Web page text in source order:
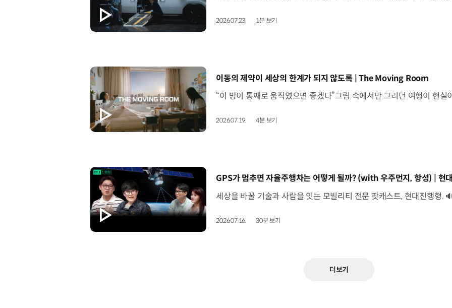
2026.07.23. 1분 보기
[동영상]
이동의 제약이 세상의 한계가 되지 않도록 | The Moving Room
2026.07.19. 4분 보기
[동영상]
2026.07.16. 30분 보기
더보기